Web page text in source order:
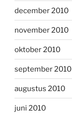
december 2010
november 2010
oktober 2010
september 2010
augustus 2010
juni 2010